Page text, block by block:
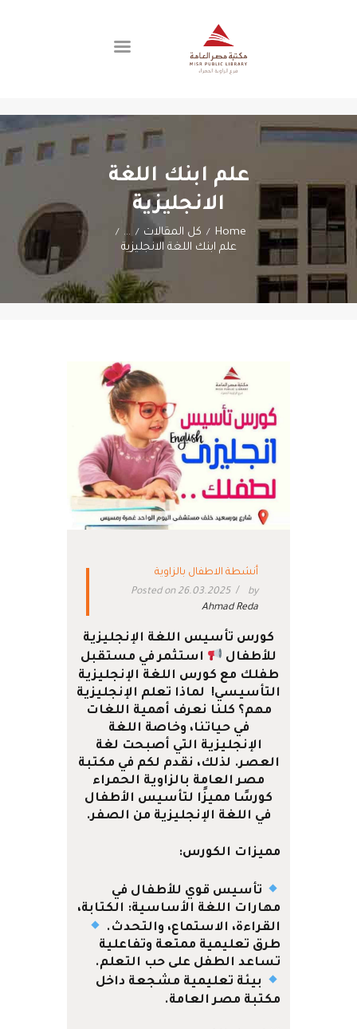
علم ابنك اللغة
الانجليزية
Home كل المقالات ...
علم ابنك اللغة الانجليزية
اتصل بنا
الفروع
عن المكتبة
العضوية
أنشطة الاطفال بالزاوية
Posted on 26.03.2025
by
Ahmad Reda
كورس تأسيس اللغة الإنجليزية
للأطفال
استثمر في مستقبل
طفلك مع كورس اللغة الإنجليزية
التأسيسي!
لماذا تعلم الإنجليزية
مهم؟ كلنا نعرف أهمية اللغات
في حياتنا، وخاصة اللغة
الإنجليزية التي أصبحت لغة
العصر. لذلك، نقدم لكم في مكتبة
مصر العامة بالزاوية الحمراء
كورسًا مميزًا لتأسيس الأطفال
في اللغة الإنجليزية من الصفر.
مميزات الكورس:
تأسيس قوي للأطفال في
مهارات اللغة الأساسية: الكتابة،
القراءة، الاستماع، والتحدث.
طرق تعليمية ممتعة وتفاعلية
تساعد الطفل على حب التعلم.
بيئة تعليمية مشجعة داخل
مكتبة مصر العامة.